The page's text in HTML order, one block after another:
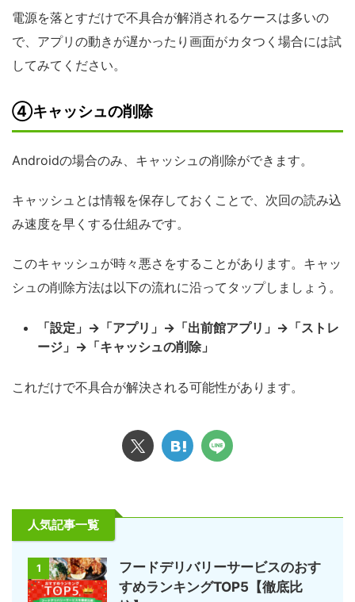
電源を落とすだけで不具合が解消されるケースは多いの
で、アプリの動きが遅かったり画面がカタつく場合には試
してみてください。
④キャッシュの削除
Androidの場合のみ、キャッシュの削除ができます。
キャッシュとは情報を保存しておくことで、次回の読み込
み速度を早くする仕組みです。
このキャッシュが時々悪さをすることがあります。キャッ
シュの削除方法は以下の流れに沿ってタップしましょう。
「設定」→「アプリ」→「出前館アプリ」→「ストレ
ージ」→「キャッシュの削除」
これだけで不具合が解決される可能性があります。
人気記事一覧
1
フードデリバリーサービスのおす
すめランキングTOP5【徹底比